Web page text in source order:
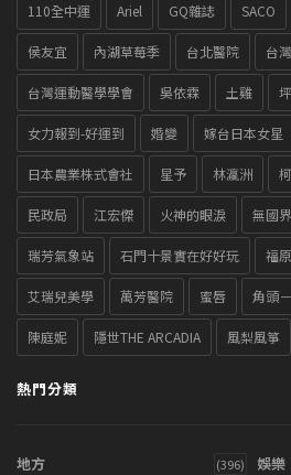
110全中運 Ariel GQ雜誌 SACO
侯友宜 內湖草莓季 台北醫院 台
台灣運動醫學學會 吳依霖 土雞
女力報到-好運到 婚變 嫁台日本女星
日本農業株式會社 星予 林瀛洲
民政局 江宏傑 火神的眼淚 無國
瑞芳氣象站 石門十景實在好好玩 福
艾瑞兒美學 萬芳醫院 蜜唇 角頭
陳庭妮 隱世THE ARCADIA 風梨風箏
熱門分類
地方 (396) 娛樂